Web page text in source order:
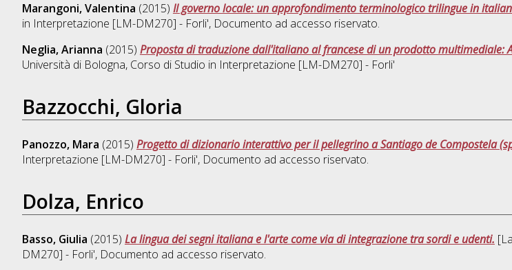
Marangoni, Valentina (2015) Il governo locale: un approfondimento terminologico trilingue in
in Interpretazione [LM-DM270] - Forli', Documento ad accesso riservato.
Neglia, Arianna (2015) Proposta di traduzione dall'italiano al francese di un prodotto multimediale:
Università di Bologna, Corso di Studio in Interpretazione [LM-DM270] - Forli'
Bazzocchi, Gloria
Panozzo, Mara (2015) Progetto di dizionario interattivo per il pellegrino a Santiago de Compostela
Interpretazione [LM-DM270] - Forli', Documento ad accesso riservato.
Dolza, Enrico
Basso, Giulia (2015) La lingua dei segni italiana e l'arte come via di integrazione tra sordi e udenti.
DM270] - Forli', Documento ad accesso riservato.